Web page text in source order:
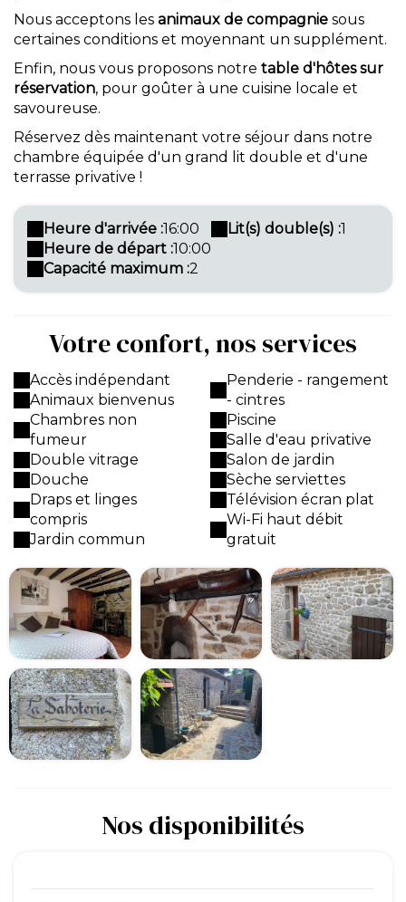
Nous acceptons les animaux de compagnie sous
certaines conditions et moyennant un supplément.
Enfin, nous vous proposons notre table d'hôtes sur
réservation, pour goûter à une cuisine locale et
savoureuse.
Réservez dès maintenant votre séjour dans notre
chambre équipée d'un grand lit double et d'une
terrasse privative !
Heure d'arrivée :16:00
Heure de départ :10:00
Capacité maximum :2
Lit(s) double(s) :1
Votre confort, nos services
Accès indépendant
Animaux bienvenus
Chambres non
fumeur
Double vitrage
Douche
Draps et linges
compris
Jardin commun
Penderie - rangement
- cintres
Piscine
Salle d'eau privative
Salon de jardin
Sèche serviettes
Télévision écran plat
Wi-Fi haut débit
gratuit
Nos disponibilités